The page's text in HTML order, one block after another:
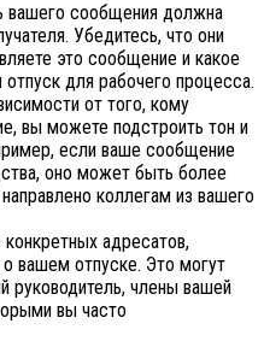
вашего сообщения должна
Убедитесь, что они
это сообщение и какое
для рабочего процесса.
от того, кому
вы можете подстроить тон и
если ваше сообщение
оно может быть более
коллегам из вашего
адресатов,
вашем отпуске. Это могут
руководитель, члены вашей
вы часто